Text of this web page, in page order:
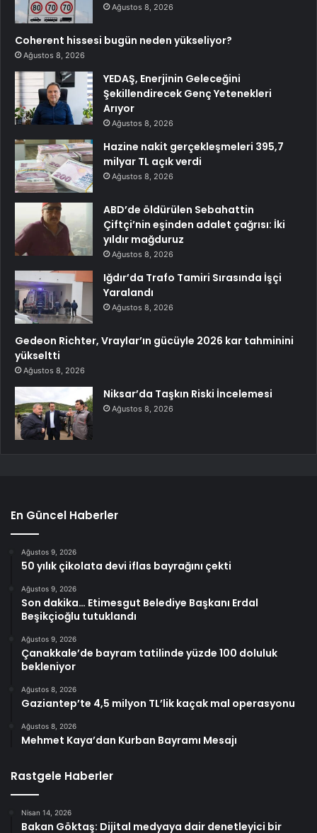
Ağustos 8, 2026
Coherent hissesi bugün neden yükseliyor?
Ağustos 8, 2026
YEDAŞ, Enerjinin Geleceğini
Şekillendirecek Genç Yetenekleri
Arıyor
Ağustos 8, 2026
Hazine nakit gerçekleşmeleri 395,7
milyar TL açık verdi
Ağustos 8, 2026
ABD’de öldürülen Sebahattin
Çiftçi’nin eşinden adalet çağrısı: İki
yıldır mağduruz
Ağustos 8, 2026
Iğdır’da Trafo Tamiri Sırasında İşçi
Yaralandı
Ağustos 8, 2026
Gedeon Richter, Vraylar’ın gücüyle 2026 kar tahminini
yükseltti
Ağustos 8, 2026
Niksar’da Taşkın Riski İncelemesi
Ağustos 8, 2026
En Güncel Haberler
Ağustos 9, 2026
50 yılık çikolata devi iflas bayrağını çekti
Ağustos 9, 2026
Son dakika… Etimesgut Belediye Başkanı Erdal
Beşikçioğlu tutuklandı
Ağustos 9, 2026
Çanakkale’de bayram tatilinde yüzde 100 doluluk
bekleniyor
Ağustos 8, 2026
Gaziantep’te 4,5 milyon TL’lik kaçak mal operasyonu
Ağustos 8, 2026
Mehmet Kaya’dan Kurban Bayramı Mesajı
Rastgele Haberler
Nisan 14, 2026
Bakan Göktaş: Dijital medyaya dair denetleyici bir